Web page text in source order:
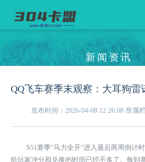
新闻资讯
发布时间：2026-04-08 12:26:08 所属
S51赛季“马力全开”进入最后两周倒计
给玩家冲分和兑换的时间已经不多了。每到